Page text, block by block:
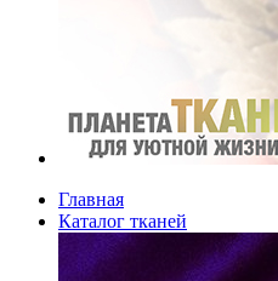
Главная
Каталог тканей